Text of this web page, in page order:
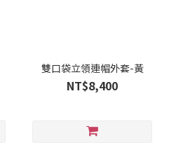
雙口袋立領連帽外套-黃
NT$8,400